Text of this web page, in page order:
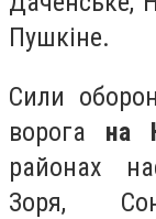
Пушкіне.
Сили
ворога на
районах
Зоря,